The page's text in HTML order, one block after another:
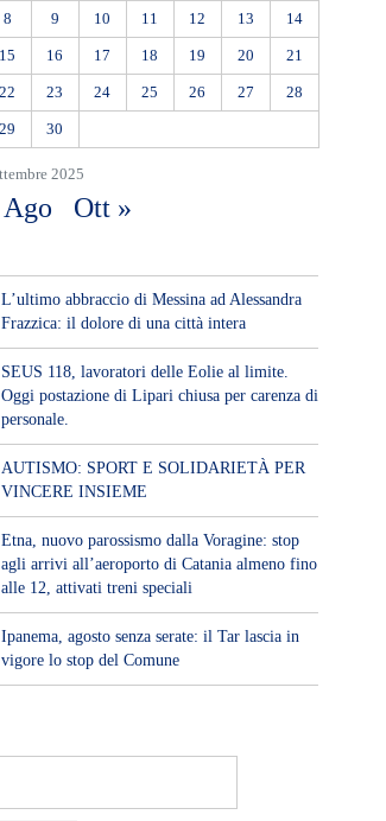
2025
8 9 10 11 12 13 14
15 16 17 18 19 20 21
22 23 24 25 26 27 28
29 30
Ago Ott »
L’ultimo abbraccio di Messina ad Alessandra
Frazzica: il dolore di una città intera
SEUS 118, lavoratori delle Eolie al limite.
Oggi postazione di Lipari chiusa per carenza di
personale.
AUTISMO: SPORT E SOLIDARIETÀ PER
VINCERE INSIEME
Etna, nuovo parossismo dalla Voragine: stop
agli arrivi all’aeroporto di Catania almeno fino
alle 12, attivati treni speciali
Ipanema, agosto senza serate: il Tar lascia in
vigore lo stop del Comune